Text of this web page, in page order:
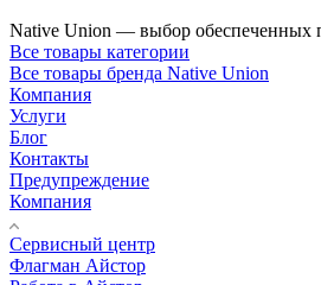
Native Union — выбор обеспеченных
Все товары категории
Все товары бренда Native Union
Компания
Услуги
Блог
Контакты
Предупреждение
Компания
Сервисный центр
Флагман Айстор